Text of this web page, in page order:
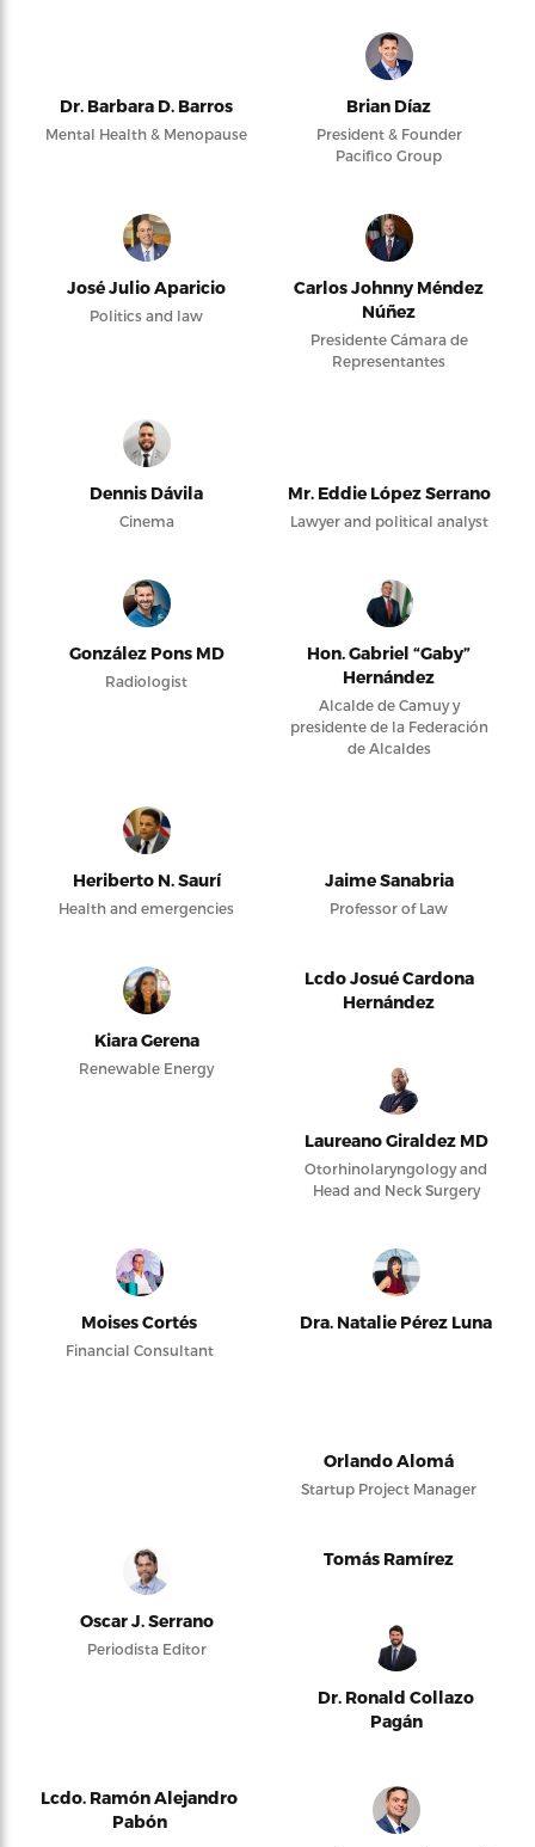
Dr. Barbara D. Barros
Mental Health & Menopause
Brian Díaz
President & Founder
Pacifico Group
José Julio Aparicio
Politics and law
Carlos Johnny Méndez
Núñez
Presidente Cámara de
Representantes
Dennis Dávila
Cinema
Mr. Eddie López Serrano
Lawyer and political analyst
González Pons MD
Radiologist
Hon. Gabriel “Gaby”
Hernández
Alcalde de Camuy y
presidente de la Federación
de Alcaldes
Heriberto N. Saurí
Health and emergencies
Jaime Sanabria
Professor of Law
Kiara Gerena
Renewable Energy
Lcdo Josué Cardona
Hernández
Laureano Giraldez MD
Otorhinolaryngology and
Head and Neck Surgery
Moises Cortés
Financial Consultant
Dra. Natalie Pérez Luna
Orlando Alomá
Startup Project Manager
Oscar J. Serrano
Periodista Editor
Tomás Ramírez
Dr. Ronald Collazo
Pagán
Lcdo. Ramón Alejandro
Pabón